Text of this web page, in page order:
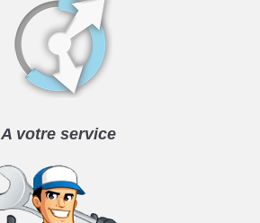
A votre service